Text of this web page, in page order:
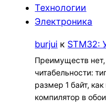
Технологии
Электроника
burjui к STM32:
Преимуществ
читабельности:
размер 1 байт,
компилятор в